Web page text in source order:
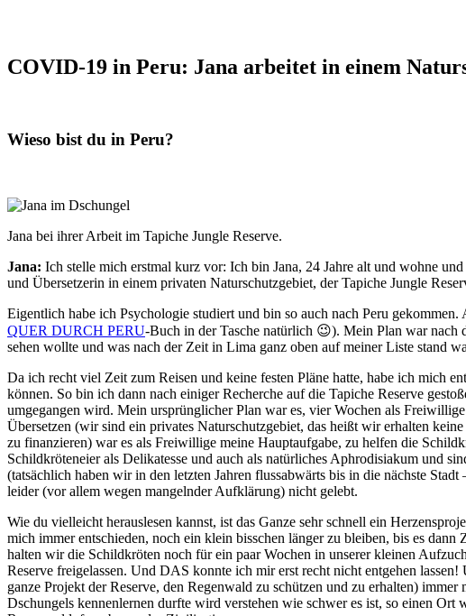
COVID-19 in Peru: Jana arbeitet in einem
Wieso bist du in Peru?
Jana bei ihrer Arbeit im Tapiche Jungle Reserve.
Jana: Ich stelle mich erstmal kurz vor: Ich bin Jana, 24 Jahre alt und wohne
und Übersetzerin in einem privaten Naturschutzgebiet, der Tapiche Jungle
Eigentlich habe ich Psychologie studiert und bin so auch nach Peru
QUER DURCH PERU-Buch in der Tasche natürlich 😉). Mein Plan war nach
sehen wollte und was nach der Zeit in Lima ganz oben auf meiner Liste stand
Da ich recht viel Zeit zum Reisen und keine festen Pläne hatte, habe ich mich
können. So bin ich dann nach einiger Recherche auf die Tapiche Reserve
umgegangen wird. Mein ursprünglicher Plan war es, vier Wochen als
Übersetzen (wir sind ein privates Naturschutzgebiet, das heißt wir erhalten
zu finanzieren) war es als Freiwillige meine Hauptaufgabe, zu helfen die
Schildkröteneier als Delikatesse und auch als natürliches Aphrodisiakum und
(tatsächlich haben wir in den letzten Jahren flussabwärts bis in die nächste
leider (vor allem wegen mangelnder Aufklärung) nicht gelebt.
Wie du vielleicht herauslesen kannst, ist das Ganze sehr schnell ein
mich immer entschieden, noch ein klein bisschen länger zu bleiben, bis es
halten wir die Schildkröten noch für ein paar Wochen in unserer kleinen
Reserve freigelassen. Und DAS konnte ich mir erst recht nicht entgehen
ganze Projekt der Reserve, den Regenwald zu schützen und zu erhalten)
Dschungels kennenlernen durfte wird verstehen wie schwer es ist, so einen